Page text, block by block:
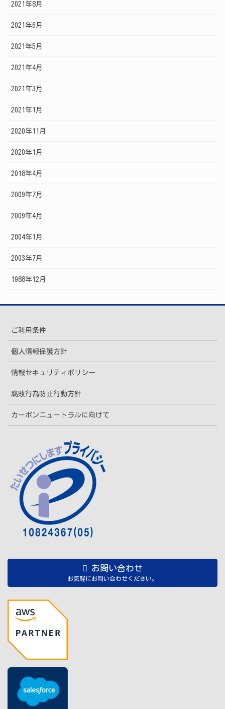
2021年8月
2021年6月
2021年5月
2021年4月
2021年3月
2021年1月
2020年11月
2020年1月
2018年4月
2009年7月
2009年4月
2004年1月
2003年7月
1988年12月
ご利用条件
個人情報保護方針
情報セキュリティポリシー
腐敗行為防止行動方針
カーボンニュートラルに向けて
お問い合わせ
お気軽にお問い合わせください。